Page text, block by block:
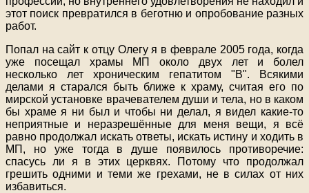
этот поиск превратился в беготню и опробование разных
работ.
Попал на сайт к отцу Олегу я в феврале 2005 года, когда
уже посещал храмы МП около двух лет и болел
несколько лет хроническим гепатитом "В". Всякими
делами я старался быть ближе к храму, считая его по
мирской установке врачевателем души и тела, но в каком
бы храме я ни был и чтобы ни делал, я видел какие-то
неприятные и неразрешённые для меня вещи, я всё
равно продолжал искать ответы, искать истину и ходить в
МП, но уже тогда в душе появилось противоречие:
спасусь ли я в этих церквях. Потому что продолжал
грешить одними и теми же грехами, не в силах от них
избавиться.